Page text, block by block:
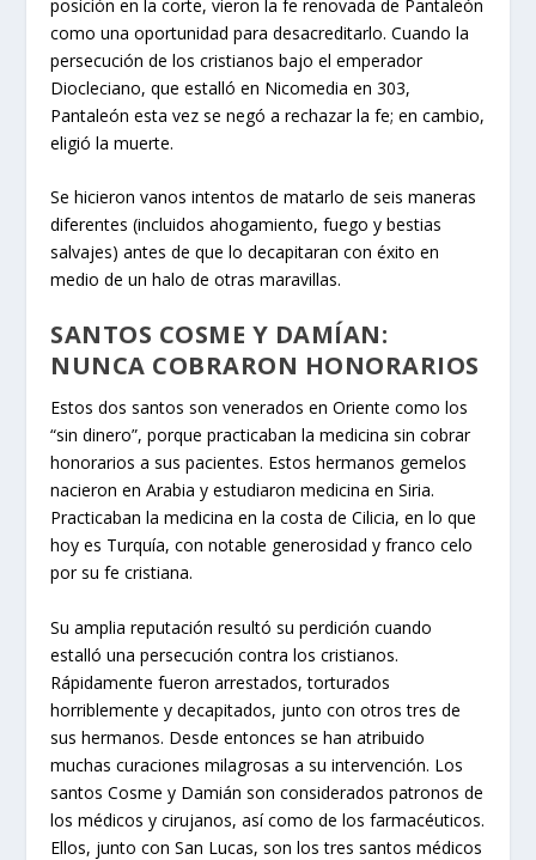
posición en la corte, vieron la fe renovada de Pantaleón
como una oportunidad para desacreditarlo. Cuando la
persecución de los cristianos bajo el emperador
Diocleciano, que estalló en Nicomedia en 303,
Pantaleón esta vez se negó a rechazar la fe; en cambio,
eligió la muerte.
Se hicieron vanos intentos de matarlo de seis maneras
diferentes (incluidos ahogamiento, fuego y bestias
salvajes) antes de que lo decapitaran con éxito en
medio de un halo de otras maravillas.
SANTOS COSME Y DAMÍAN:
NUNCA COBRARON HONORARIOS
Estos dos santos son venerados en Oriente como los
“sin dinero”, porque practicaban la medicina sin cobrar
honorarios a sus pacientes. Estos hermanos gemelos
nacieron en Arabia y estudiaron medicina en Siria.
Practicaban la medicina en la costa de Cilicia, en lo que
hoy es Turquía, con notable generosidad y franco celo
por su fe cristiana.
Su amplia reputación resultó su perdición cuando
estalló una persecución contra los cristianos.
Rápidamente fueron arrestados, torturados
horriblemente y decapitados, junto con otros tres de
sus hermanos. Desde entonces se han atribuido
muchas curaciones milagrosas a su intervención. Los
santos Cosme y Damián son considerados patronos de
los médicos y cirujanos, así como de los farmacéuticos.
Ellos, junto con San Lucas, son los tres santos médicos